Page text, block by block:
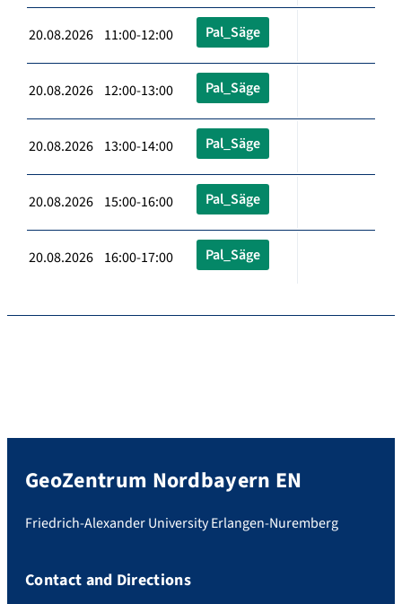
20.08.2026 11:00-12:00 Pal_Säge
20.08.2026 12:00-13:00 Pal_Säge
20.08.2026 13:00-14:00 Pal_Säge
20.08.2026 15:00-16:00 Pal_Säge
20.08.2026 16:00-17:00 Pal_Säge
GeoZentrum Nordbayern EN
Friedrich-Alexander University Erlangen-Nuremberg
Contact and Directions